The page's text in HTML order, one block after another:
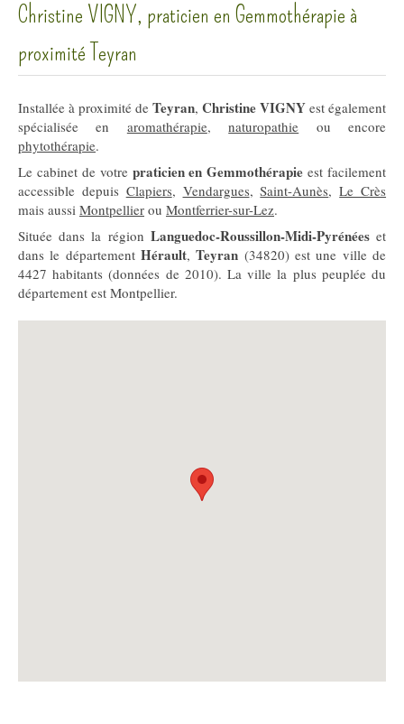
Christine VIGNY, praticien en Gemmothérapie à
proximité Teyran
Installée à proximité de Teyran, Christine VIGNY est également
spécialisée en aromathérapie,naturopathie ou encore
phytothérapie.
Le cabinet de votre praticien en Gemmothérapie est facilement
accessible depuis Clapiers, Vendargues,Saint-Aunès,Le Crès
mais aussi Montpellier ou Montferrier-sur-Lez.
Située dans la région Languedoc-Roussillon-Midi-Pyrénéeset
dans le département Hérault,Teyran (34820) est une ville de
4427 habitants (données de 2010). La ville la plus peuplée du
département est Montpellier.